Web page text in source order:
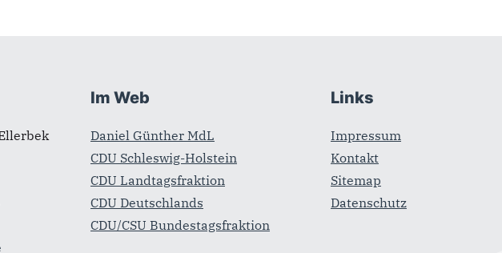
Im Web
Daniel Günther MdL
CDU Schleswig-Holstein
CDU Landtagsfraktion
CDU Deutschlands
CDU/CSU Bundestagsfraktion
Links
Impressum
Kontakt
Sitemap
Datenschutz